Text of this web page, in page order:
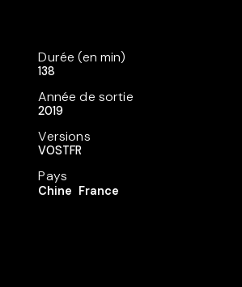
Durée (en min)
138
Année de sortie
2019
Versions
VOSTFR
Pays
Chine France